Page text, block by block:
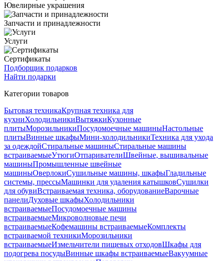
Ювелирные украшения
Запчасти и принадлежности
Услуги
Сертификаты
Подборщик подарков
Найти подарки
Категории товаров
Бытовая техникаКрупная техника для
кухниХолодильникиВытяжкиКухонные
плитыМорозильникиПосудомоечные машиныНастольные
плитыВинные шкафыМини-холодильникиТехника для ухода
за одеждойСтиральные машиныСтиральные машины
встраиваемыеУтюгиОтпаривателиШвейные, вышивальные
машиныПромышленные швейные
машиныОверлокиСушильные машины, шкафыГладильные
системы, прессыМашинки для удаления катышковСушилки
для обувиВстраиваемая техника, оборудованиеВарочные
панелиДуховые шкафыХолодильники
встраиваемыеПосудомоечные машины
встраиваемыеМикроволновые печи
встраиваемыеКофемашины встраиваемыеКомплекты
встраиваемой техникиМорозильники
встраиваемыеИзмельчители пищевых отходовШкафы для
подогрева посудыВинные шкафы встраиваемыеВакуумные